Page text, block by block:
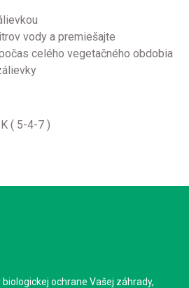
vody a premiešajte
celého vegetačného obdobia
( 5-4-7 )
ochrane Vašej záhrady,